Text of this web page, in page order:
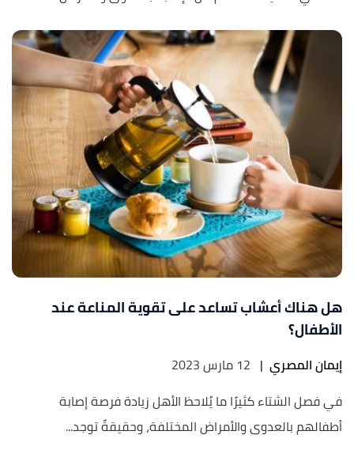
هل هناك أعشاب تساعد على تقوية المناعة عند
الأطفال؟
إيمان المصري | 12 مارس 2023
في فصل الشتاء كثيرًا ما يُلاحظ الأهل زيادة فرصة إصابة
أطفالهم بالعدوى والأمراض المختلفة، وحقيقةً توجد...